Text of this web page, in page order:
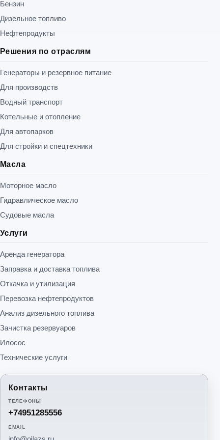
Бензин
Дизельное топливо
Нефтепродукты
Решения по отраслям
Генераторы и резервное питание
Для производств
Водный транспорт
Котельные и отопление
Для автопарков
Для стройки и спецтехники
Масла
Моторное масло
Гидравлическое масло
Судовые масла
Услуги
Аренда генератора
Заправка и доставка топлива
Откачка и утилизация
Перевозка нефтепродуктов
Анализ дизельного топлива
Зачистка резервуаров
Илосос
Технические услуги
Контакты
ТЕЛЕФОНЫ
+74951285556
EMAIL